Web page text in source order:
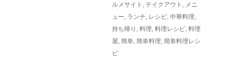
ルメサイト , テイクアウト , メニ
ュー, ランチ, レシピ, 中華料理,
持ち帰り , 料理, 料理レシピ, 料理
屋, 簡単, 簡単料理, 簡単料理レシ
ピ